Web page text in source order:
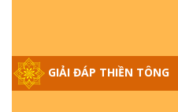
GIẢI ĐÁP THIỀN TÔNG
- BÁC